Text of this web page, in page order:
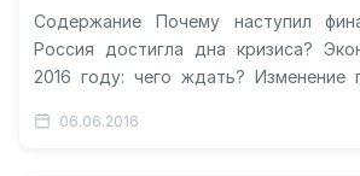
Содержание Почему наступил
Россия достигла дна кризиса?
2016 году: чего ждать? Изменение
06.06.2016